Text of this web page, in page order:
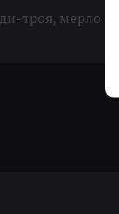
троя, мерло